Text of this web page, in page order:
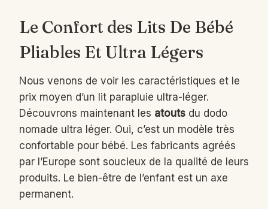
Le Confort des Lits De Bébé
Pliables Et Ultra Légers
Nous venons de voir les caractéristiques et le
prix moyen d’un lit parapluie ultra-léger.
Découvrons maintenant les atouts du dodo
nomade ultra léger. Oui, c’est un modèle très
confortable pour bébé. Les fabricants agréés
par l’Europe sont soucieux de la qualité de leurs
produits. Le bien-être de l’enfant est un axe
permanent.